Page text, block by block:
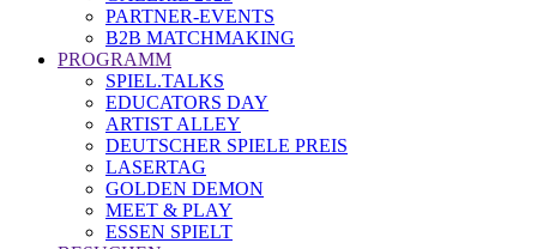
PARTNER-EVENTS
B2B MATCHMAKING
PROGRAMM
SPIEL.TALKS
EDUCATORS DAY
ARTIST ALLEY
DEUTSCHER SPIELE PREIS
LASERTAG
GOLDEN DEMON
MEET & PLAY
ESSEN SPIELT